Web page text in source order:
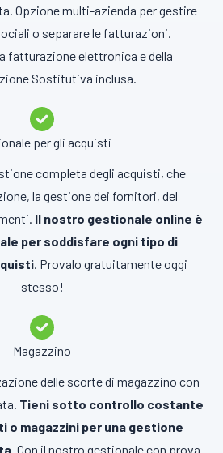
Opzione multi-azienda per gestire
o separare le fatturazioni.
fatturazione elettronica e della
Sostitutiva inclusa.
per gli acquisti
completa degli acquisti, che
la gestione dei fornitori, del
Il nostro gestionale online è
per soddisfare ogni tipo di
. Provalo gratuitamente oggi
stesso!
Magazzino
delle scorte di magazzino con
Tieni sotto controllo costante
o magazzini per una gestione
Con il nostro gestionale con prova